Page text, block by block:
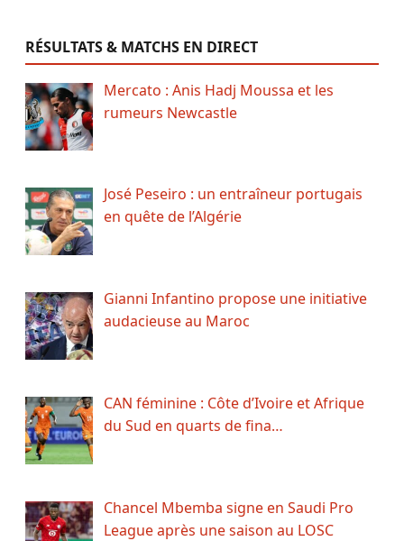
RÉSULTATS & MATCHS EN DIRECT
Mercato : Anis Hadj Moussa et les
rumeurs Newcastle
José Peseiro : un entraîneur portugais
en quête de l’Algérie
Gianni Infantino propose une initiative
audacieuse au Maroc
CAN féminine : Côte d’Ivoire et Afrique
du Sud en quarts de fina…
Chancel Mbemba signe en Saudi Pro
League après une saison au LOSC